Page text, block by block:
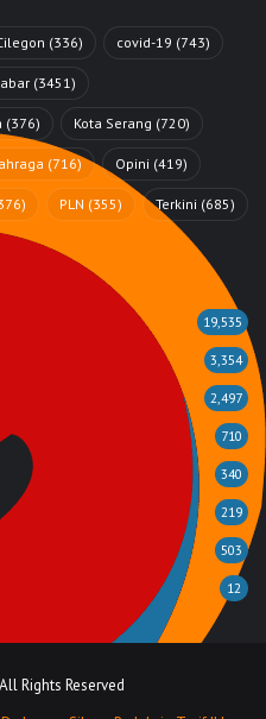
(336) covid-19 (743)
(3451)
(376) Kota Serang (720)
(716) Opini (419)
PLN (355) Terkini (685)
19,535
3,354
2,497
710
340
219
503
12
Rights Reserved